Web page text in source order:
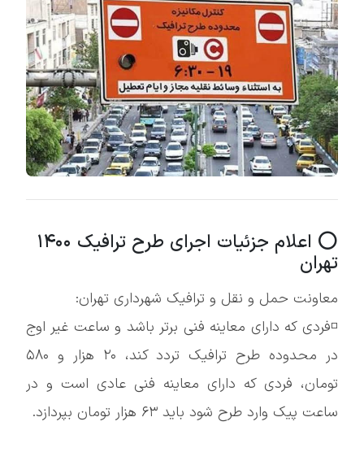
⭕️ اعلام جزئیات اجرای طرح ترافیک ۱۴۰۰
تهران
معاونت حمل و نقل و ترافیک شهرداری تهران:
◽️فردی که دارای معاینه فنی برتر باشد و ساعت غیر اوج
در محدوده طرح ترافیک تردد کند، ۲۰ هزار و ۵۸۰
تومان، فردی که دارای معاینه فنی عادی است و در
ساعت پیک وارد طرح شود باید ۶۳ هزار تومان بپردازد.